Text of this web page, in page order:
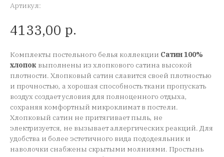
Артикул:
4133,00 р.
Комплекты постельного белья коллекции Сатин 100%
хлопок выполнены из хлопкового сатина высокой
плотности. Хлопковый сатин славится своей плотностью
и прочностью, а хорошая способность ткани пропускать
воздух создает условия для полноценного отдыха,
сохраняя комфортный микроклимат в постели.
Хлопковый сатин не притягивает пыль, не
электризуется, не вызывает аллергических реакций. Для
удобства и более эстетичного вида пододеяльник и
наволочки снабжены скрытыми молниями. Простынь